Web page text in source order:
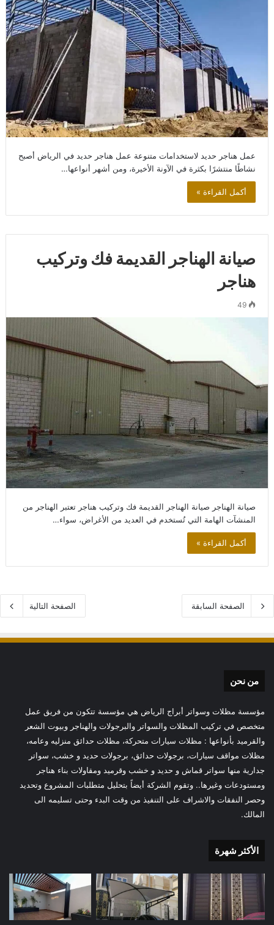
عمل هناجر حديد لاستخدامات متنوعة عمل هناجر حديد في الرياض أصبح
نشاطًا منتشرًا بكثرة في الآونة الأخيرة، ومن أشهر أنواعها…
أكمل القراءة »
صيانة الهناجر القديمة فك وتركيب
هناجر
49
صيانة الهناجر صيانة الهناجر القديمة فك وتركيب هناجر تعتبر الهناجر من
المنشآت الهامة التي تُستخدم في العديد من الأغراض، سواء…
أكمل القراءة »
الصفحة السابقة الصفحة التالية
من نحن
مؤسسة مظلات وسواتر أبراج الرياض هي مؤسسة تتكون من فريق عمل
متخصص في تركيب المظلات والسواتر والبرجولات والهناجر وبيوت الشعر
والقرميد بأنواعها : مظلات سيارات متحركة، مظلات حدائق منزليه وعامه،
مظلات مواقف سيارات، برجولات حدائق، برجولات حديد و خشب، سواتر
جدارية منها سواتر قماش و حديد و خشب وقرميد ومقاولات بناء هناجر
ومستودعات وغيرها.. وتقوم الشركة أيضاً بتحليل متطلبات المشروع وتحديد
وحصر النفقات والاشراف على التنفيذ من وقت البدء وحتى تسليمه الى
المالك.
الأكثر شهرة